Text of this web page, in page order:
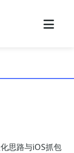
思路与iOS抓包